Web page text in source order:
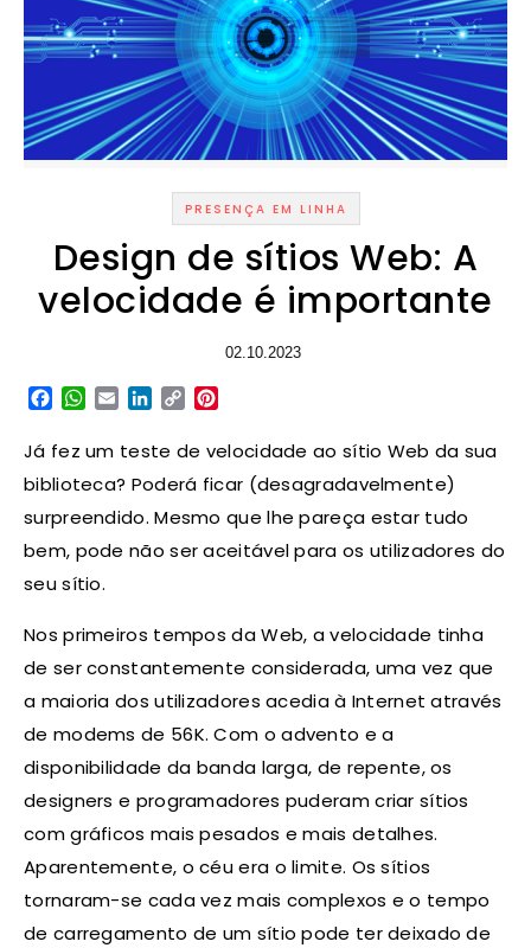
PRESENÇA EM LINHA
Design de sítios Web: A
velocidade é importante
02.10.2023
Facebook
WhatsApp
EmailLinkedIn
Copy
Já fez um teste de velocidade ao sítio Web da sua
biblioteca? Poderá ficar (desagradavelmente)
surpreendido. Mesmo que lhe pareça estar tudo
bem, pode não ser aceitável para os utilizadores do
seu sítio.
Nos primeiros tempos da Web, a velocidade tinha
de ser constantemente considerada, uma vez que
a maioria dos utilizadores acedia à Internet através
de modems de 56K. Com o advento e a
disponibilidade da banda larga, de repente, os
designers e programadores puderam criar sítios
com gráficos mais pesados e mais detalhes.
Aparentemente, o céu era o limite. Os sítios
tornaram-se cada vez mais complexos e o tempo
de carregamento de um sítio pode ter deixado de